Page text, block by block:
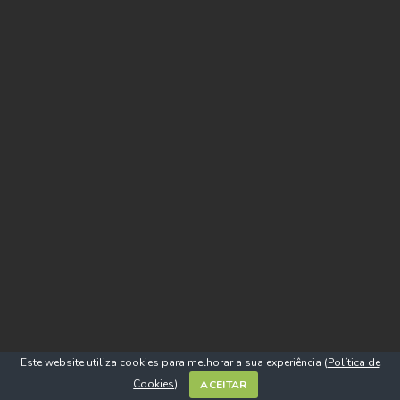
Este website utiliza cookies para melhorar a sua experiência (Política de
Cookies) ACEITAR